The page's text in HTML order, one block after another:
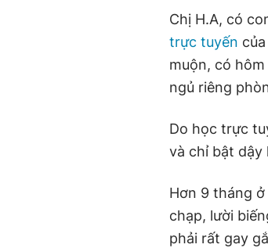
Chị H.A, có
trực tuyến
muộn, có
ngủ riêng
Do học trực
và chỉ bật dậy
Hơn 9 tháng
chạp, lười
phải rất gay